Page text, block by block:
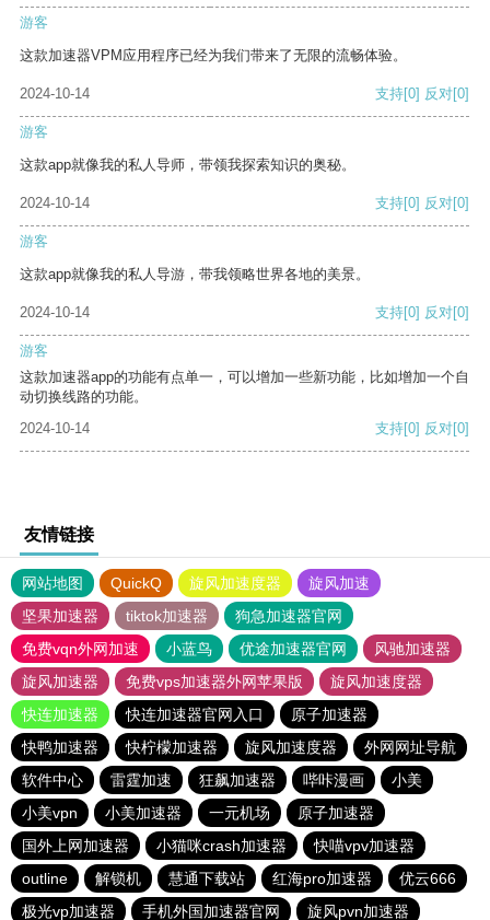
游客
这款加速器VPM应用程序已经为我们带来了无限的流畅体验。
2024-10-14 支持[0] 反对[0]
游客
这款app就像我的私人导师，带领我探索知识的奥秘。
2024-10-14 支持[0] 反对[0]
游客
这款app就像我的私人导游，带我领略世界各地的美景。
2024-10-14 支持[0] 反对[0]
游客
这款加速器app的功能有点单一，可以增加一些新功能，比如增加一个自
动切换线路的功能。
2024-10-14
支持[0] 反对[0]
友情链接
网站地图 QuickQ 旋风加速度器
旋风加速
坚果加速器
tiktok加速器
狗急加速器官网
免费vqn外网加速
小蓝鸟 优途加速器官网
风驰加速器
旋风加速器
免费vps加速器外网苹果版
旋风加速度器
快连加速器
快连加速器官网入口
原子加速器
快鸭加速器
快柠檬加速器 旋风加速度器
外网网址导航
软件中心
雷霆加速 狂飙加速器 哔咔漫画
小美
小美vpn
小美加速器 一元机场
原子加速器
国外上网加速器
小猫咪crash加速器
快喵vpv加速器
outline
解锁机 慧通下载站 红海pro加速器
优云666
极光vp加速器
手机外国加速器官网 旋风pvn加速器